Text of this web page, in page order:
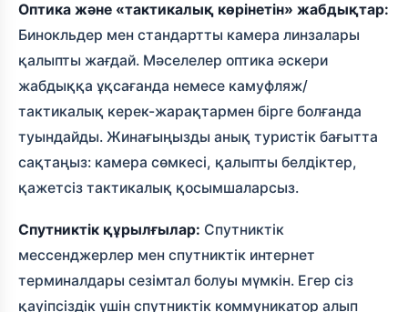
Оптика және «тактикалық көрінетін» жабдықтар:
Бинокльдер мен стандартты камера линзалары
қалыпты жағдай. Мәселелер оптика әскери
жабдыққа ұқсағанда немесе камуфляж/
тактикалық керек-жарақтармен бірге болғанда
туындайды. Жинағыңызды анық туристік бағытта
сақтаңыз: камера сөмкесі, қалыпты белдіктер,
қажетсіз тактикалық қосымшаларсыз.
Спутниктік құрылғылар: Спутниктік
мессенджерлер мен спутниктік интернет
терминалдары сезімтал болуы мүмкін. Егер сіз
қауіпсіздік үшін спутниктік коммуникатор алып